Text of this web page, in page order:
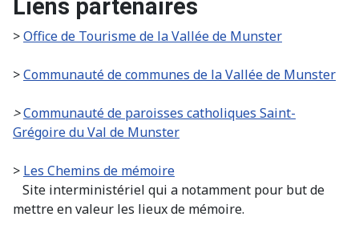
Liens partenaires
>Office de Tourisme de la Vallée de Munster
>Communauté de communes de la Vallée de Munster
>Communauté de paroisses catholiques Saint-
Grégoire du Val de Munster
> Les Chemins de mémoire
Site interministériel qui a notamment pour but de
mettre en valeur les lieux de mémoire.